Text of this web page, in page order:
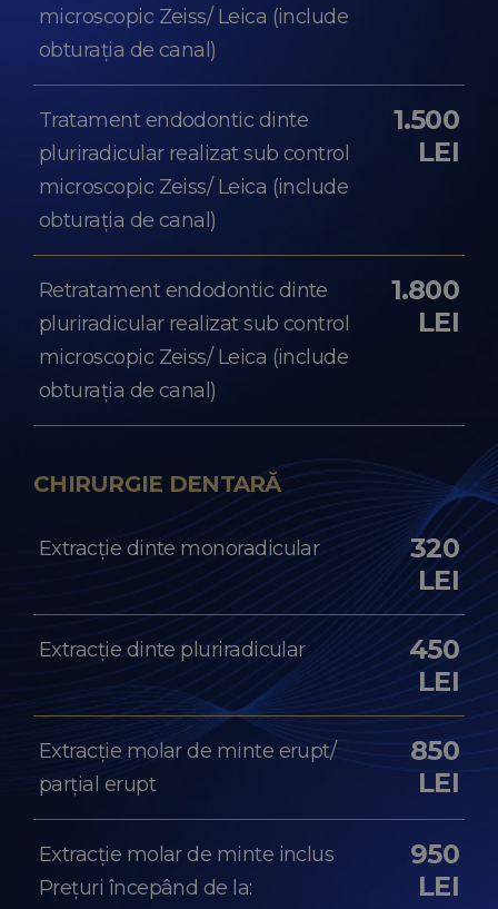
microscopic Zeiss/ Leica (include
obturația de canal)
Tratament endodontic dinte
pluriradicular realizat sub control
microscopic Zeiss/ Leica (include
obturația de canal)
1.500
LEI
Retratament endodontic dinte
pluriradicular realizat sub control
microscopic Zeiss/ Leica (include
obturația de canal)
1.800
LEI
CHIRURGIE DENTARĂ
Extracție dinte monoradicular
320
LEI
Extracție dinte pluriradicular
450
LEI
Extracție molar de minte erupt/
parțial erupt
850
LEI
Extracție molar de minte inclus
Prețuri începând de la:
950
LEI